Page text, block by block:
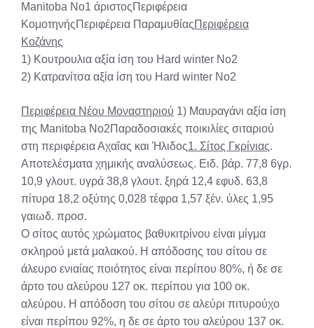
Manitoba No1 άριστοςΠεριφέρεια
ΚομοτηνήςΠεριφέρεια ΠαραμυθίαςΠεριφέρεια
Κοζάνης
1) Κουτρουλια αξία ίση του Hard winter No2
2) Κατρανίτσα αξία ίση του Hard winter No2
Περιφέρεια Νέου Μοναστηριού 1) Μαυραγάνι αξία ίση
της Manitoba No2Παραδοσιακές ποικιλίες σιταριού
στη περιφέρεια Αχαΐας και Ήλιδος1. Σίτος Γκρίνιας.
Αποτελέσματα χημικής αναλύσεως. Ειδ. βάρ. 77,8 6γρ.
10,9 γλουτ. υγρά 38,8 γλουτ. ξηρά 12,4 εφυδ. 63,8
πίτυρα 18,2 οξύτης 0,028 τέφρα 1,57 ξέν. ύλες 1,95
γαιωδ. προσ.
Ο σίτος αυτός χρώματος βαθυκιτρίνου είναι μίγμα
σκληρού μετά μαλακού. Η απόδοσης του σίτου σε
άλευρο ενιαίας ποιότητος είναι περίπου 80%, ή δε σε
άρτο του αλεύρου 127 οκ. περίπου για 100 οκ.
αλεύρου. Η απόδοση του σίτου σε αλεύρι πιτυρούχο
είναι περίπου 92%, η δε σε άρτο του αλεύρου 137 οκ.